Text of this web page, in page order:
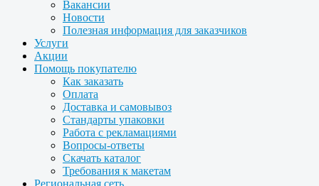
Вакансии
Новости
Полезная информация для заказчиков
Услуги
Акции
Помощь покупателю
Как заказать
Оплата
Доставка и самовывоз
Стандарты упаковки
Работа с рекламациями
Вопросы-ответы
Скачать каталог
Требования к макетам
Региональная сеть